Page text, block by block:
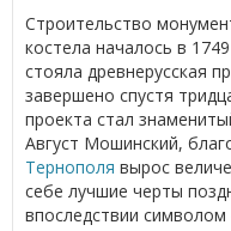
Строительство
костела началось в
стояла древнерусская
завершено спустя
проекта стал
Август Мошинский,
Тернополя вырос
себе лучшие черты
впоследствии символом